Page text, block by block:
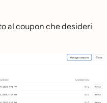
al coupon che desideri